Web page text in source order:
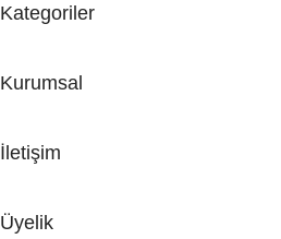
Kategoriler
Kurumsal
İletişim
Üyelik